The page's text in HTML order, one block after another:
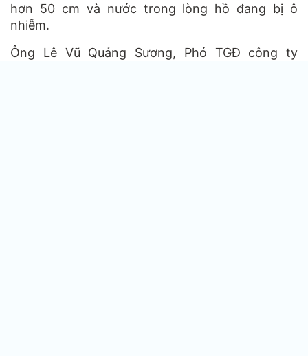
hơn 50 cm và nước trong lòng hồ đang bị ô
nhiễm.
Ông Lê Vũ Quảng Sương, Phó TGĐ công ty